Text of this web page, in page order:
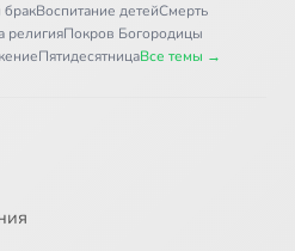
бракВоспитание детейСмерть
религияПокров Богородицы
ПятидесятницаВсе темы →